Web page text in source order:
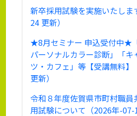
新卒採用試験を実施いたし
24 更新）
★8月セミナー 申込受付中★
パーソナルカラー診断」「キ
ツ・カフェ」等【受講無料
更新）
令和８年度佐賀県市町村職員
用試験について（2026年-07-